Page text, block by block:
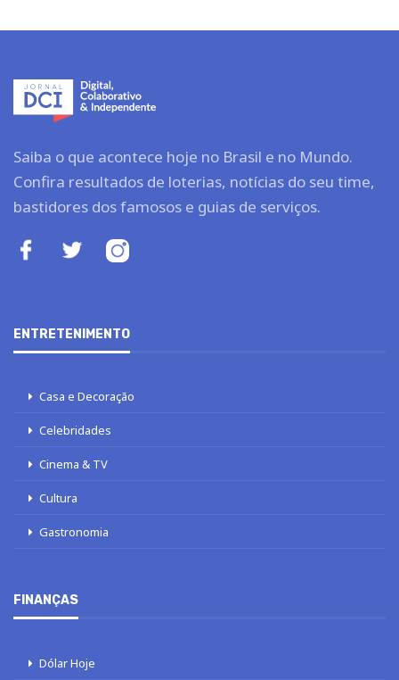
Saiba o que acontece hoje no Brasil e no Mundo.
Confira resultados de loterias, notícias do seu time,
bastidores dos famosos e guias de serviços.
ENTRETENIMENTO
Casa e Decoração
Celebridades
Cinema & TV
Cultura
Gastronomia
FINANÇAS
Dólar Hoje